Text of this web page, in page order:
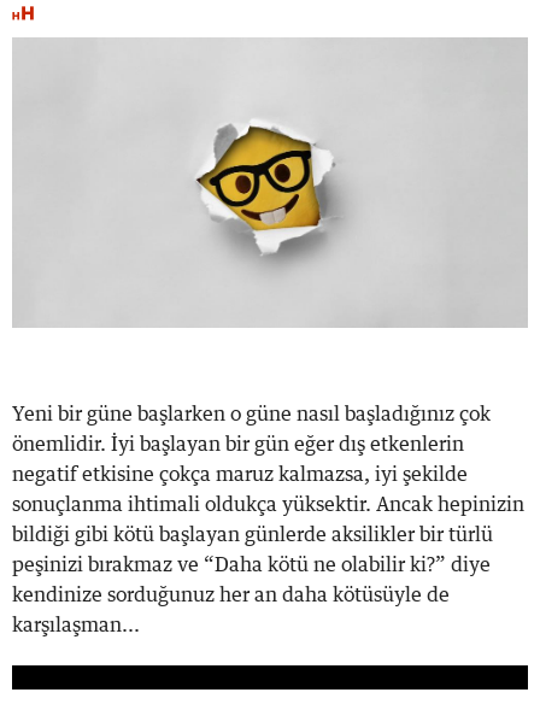
Yeni bir güne başlarken o güne nasıl başladığınız çok
önemlidir. İyi başlayan bir gün eğer dış etkenlerin
negatif etkisine çokça maruz kalmazsa, iyi şekilde
sonuçlanma ihtimali oldukça yüksektir. Ancak hepinizin
bildiği gibi kötü başlayan günlerde aksilikler bir türlü
peşinizi bırakmaz ve “Daha kötü ne olabilir ki?” diye
kendinize sorduğunuz her an daha kötüsüyle de
karşılaşman...